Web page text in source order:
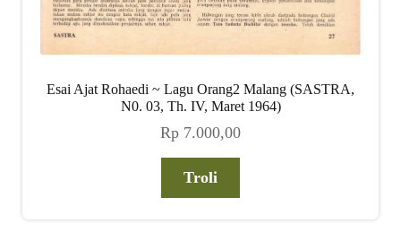
Esai Ajat Rohaedi ~ Lagu Orang2 Malang (SASTRA,
N0. 03, Th. IV, Maret 1964)
Rp 7.000,00
Troli